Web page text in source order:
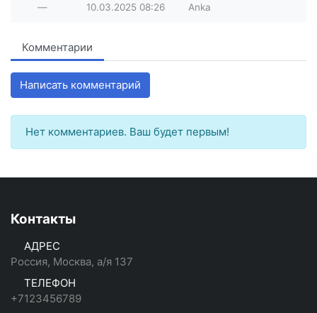
— 10.03.2025 08:26 Anka
Комментарии
Написать комментарий
Нет комментариев. Ваш будет первым!
Контакты
АДРЕС
Россия, Москва, а/я 137
ТЕЛЕФОН
+7123456789